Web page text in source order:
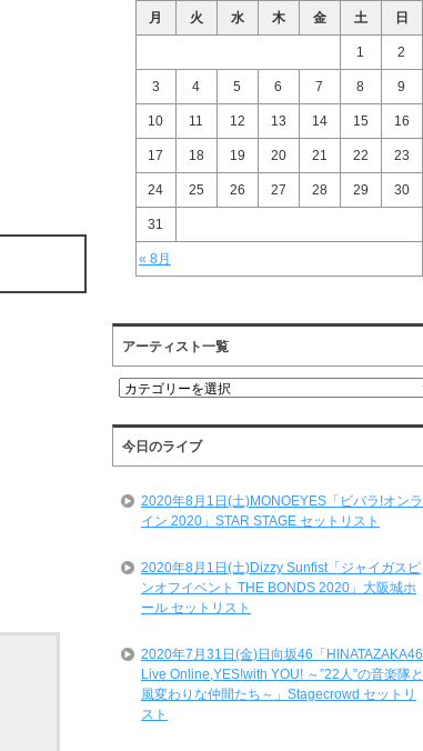
月
火 水 木 金 土 日
« 8月
1 2
3 4 5 6 7 8 9
10 11 12 13 14 15 16
17 18 19 20 21 22 23
24 25 26 27 28 29 30
31
アーティスト一覧
ア
テ
ィ
ス
一
今日のライブ
2020年8月1日(土)MONOEYES「ビバラ!オンラ
イン 2020」STAR STAGE セットリスト
2020年8月1日(土)Dizzy Sunfist「ジャイガスピ
ンオフイベント THE BONDS 2020」大阪城ホ
ール セットリスト
2020年7月31日(金)日向坂46「HINATAZAKA46
Live Online,YES!with YOU! ～”22人”の音楽隊と
風変わりな仲間たち～」Stagecrowd セットリ
スト